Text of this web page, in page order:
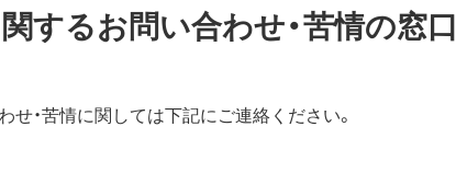
するお問い合わせ・苦情の窓口
・苦情に関しては下記にご連絡ください。